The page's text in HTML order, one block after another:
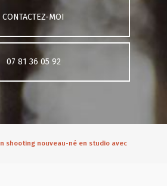
CONTACTEZ-MOI
07 81 36 05 92
shooting nouveau-né en studio avec